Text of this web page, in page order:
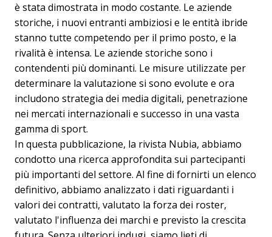
è stata dimostrata in modo costante. Le aziende
storiche, i nuovi entranti ambiziosi e le entità ibride
stanno tutte competendo per il primo posto, e la
rivalità è intensa. Le aziende storiche sono i
contendenti più dominanti. Le misure utilizzate per
determinare la valutazione si sono evolute e ora
includono strategia dei media digitali, penetrazione
nei mercati internazionali e successo in una vasta
gamma di sport.
In questa pubblicazione, la rivista Nubia, abbiamo
condotto una ricerca approfondita sui partecipanti
più importanti del settore. Al fine di fornirti un elenco
definitivo, abbiamo analizzato i dati riguardanti i
valori dei contratti, valutato la forza dei roster,
valutato l'influenza dei marchi e previsto la crescita